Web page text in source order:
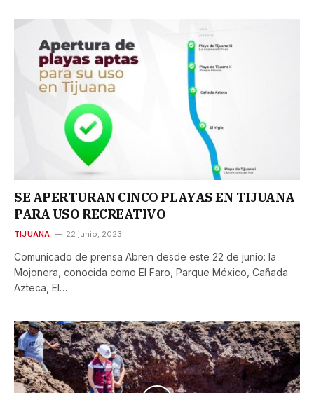
SE APERTURAN CINCO PLAYAS EN TIJUANA
PARA USO RECREATIVO
TIJUANA 22 junio, 2023
Comunicado de prensa Abren desde este 22 de junio: la
Mojonera, conocida como El Faro, Parque México, Cañada
Azteca, El…